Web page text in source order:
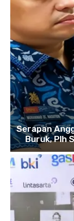
Serapan
Buruk, Plh